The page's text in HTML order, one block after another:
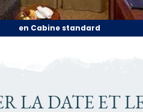
en Cabine standard
LA DATE ET